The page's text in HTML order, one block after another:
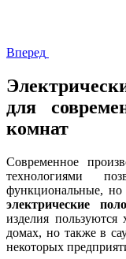
Вперед
для
комнат
Современное
технологиями
функциональные,
электрические
изделия
домах, но также в
некоторых